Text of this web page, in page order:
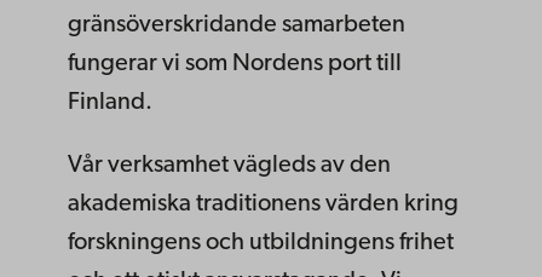
gränsöverskridande samarbeten
fungerar vi som Nordens port till
Finland.
Vår verksamhet vägleds av den
akademiska traditionens värden kring
forskningens och utbildningens frihet